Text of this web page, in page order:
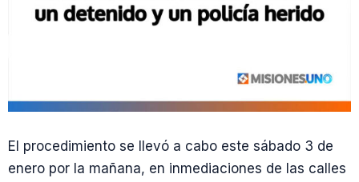
El procedimiento se llevó a cabo este sábado 3 de
enero por la mañana, en inmediaciones de las calles